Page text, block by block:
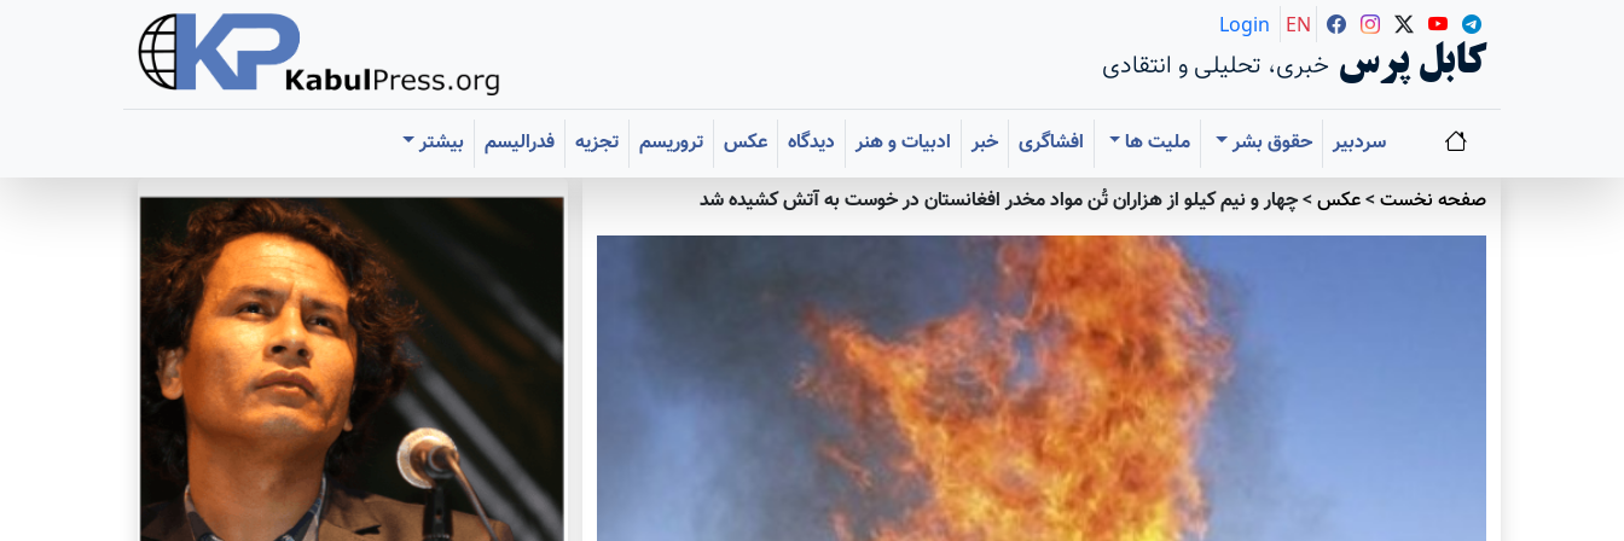
کابل پرس خبری، تحلیلی و انتقادی
Login EN
سردبیر حقوق بشر ملیت ها افشاگری خبر ادبیات و هنر دیدگاه عکس تروریسم تجزیه فدرالیسم
بیشتر
صفحه نخست>عکس>چهار و نیم کیلو از هزاران تُن مواد مخدر افغانستان در خوست به آتش کشیده شد